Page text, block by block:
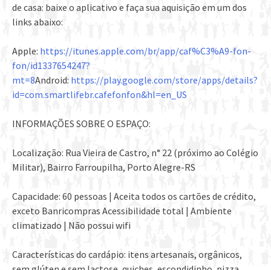
de casa: baixe o aplicativo e faça sua aquisição em um dos
links abaixo:
Apple: https://itunes.apple.com/br/app/caf%C3%A9-fon-
fon/id1337654247?
mt=8Android: https://play.google.com/store/apps/details?
id=com.smartlifebr.cafefonfon&hl=en_US
INFORMAÇÕES SOBRE O ESPAÇO:
Localização: Rua Vieira de Castro, n° 22 (próximo ao Colégio
MiIitar), Bairro Farroupilha, Porto Alegre-RS
Capacidade: 60 pessoas | Aceita todos os cartões de crédito,
exceto Banricompras Acessibilidade total | Ambiente
climatizado | Não possui wifi
Características do cardápio: itens artesanais, orgânicos,